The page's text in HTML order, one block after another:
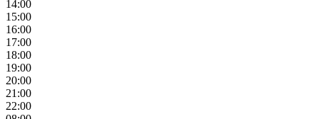
14:00
15:00
16:00
17:00
18:00
19:00
20:00
21:00
22:00